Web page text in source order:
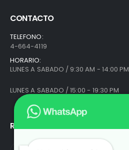
CONTACTO
TELEFONO:
4-664-4119
HORARIO:
LUNES A SABADO / 9:30 AM - 14:00 PM
LUNES A SABADO / 15:00 - 19:30 PM
REDES SOCIALES